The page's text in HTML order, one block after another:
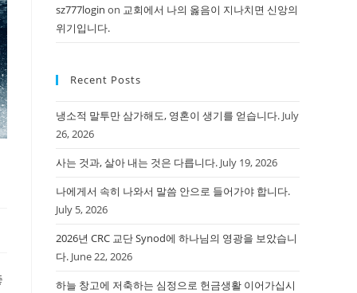
sz777login on 교회에서 나의 옳음이 지나치면 신앙의
위기입니다.
Recent Posts
냉소적 말투만 삼가해도, 영혼이 생기를 얻습니다. July
26, 2026
사는 것과, 살아 내는 것은 다릅니다. July 19, 2026
나에게서 속히 나와서 말씀 안으로 들어가야 합니다.
July 5, 2026
2026년 CRC 교단 Synod에 하나님의 영광을 보았습니
다. June 22, 2026
하늘 창고에 저축하는 심정으로 헌금생활 이어가십시